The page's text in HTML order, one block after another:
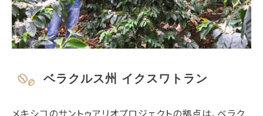
ベラクルス州 イクスワトラン
メキシコのサントゥアリオプロジェクトの拠点は、ベラク